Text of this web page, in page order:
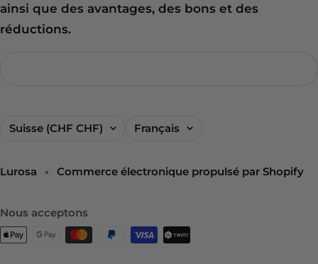
ainsi que des avantages, des bons et des
réductions.
Pays/région
Suisse (CHF CHF) Langue
Français
Lurosa Commerce électronique propulsé par Shopify
Nous acceptons